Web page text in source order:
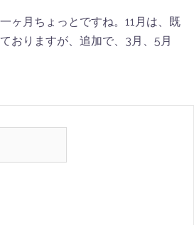
ヶ月ちょっとですね。11月は、既
おりますが、追加で、3月、5月